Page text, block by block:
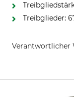
Treibglieder:
Verantwortlicher